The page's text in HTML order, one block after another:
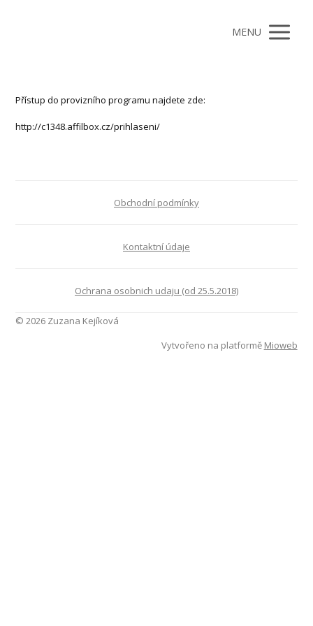
MENU
Přístup do provizního programu najdete zde:
http://c1348.affilbox.cz/prihlaseni/
Obchodní podmínky
Kontaktní údaje
Ochrana osobnich udaju (od 25.5.2018)
© 2026 Zuzana Kejíková
Vytvořeno na platformě Mioweb